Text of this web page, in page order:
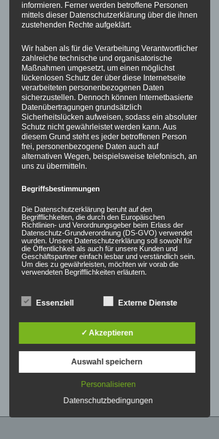
Ähnliche Produkte
CONCAVER CVR1
19×8,5 ET40 5×112
Carbon Graphite
450,00€ *
Bewertet
mit
CONCAVER CVR1
19×8,5 ET35 5×120
Brushed Bronze
5
19×8,5 ET45 5×112
Double Tinted Black
450,00€ *
19×8,5 ET35 5×120
Carbon Graphite
450,00€ *
Bewertet
von
5
informieren. Ferner werden betroffene Personen
mittels dieser Datenschutzerklärung über die ihnen
zustehenden Rechte aufgeklärt.
Wir haben als für die Verarbeitung Verantwortlicher
zahlreiche technische und organisatorische
Maßnahmen umgesetzt, um einen möglichst
lückenlosen Schutz der über diese Internetseite
verarbeiteten personenbezogenen Daten
sicherzustellen. Dennoch können Internetbasierte
Datenübertragungen grundsätzlich
Sicherheitslücken aufweisen, sodass ein absoluter
Schutz nicht gewährleistet werden kann. Aus
diesem Grund steht es jeder betroffenen Person
frei, personenbezogene Daten auch auf
alternativen Wegen, beispielsweise telefonisch, an
uns zu übermitteln.
Begriffsbestimmungen
Die Datenschutzerklärung beruht auf den
Begrifflichkeiten, die durch den Europäischen
Richtlinien- und Verordnungsgeber beim Erlass der
Datenschutz-Grundverordnung (DS-GVO) verwendet
wurden. Unsere Datenschutzerklärung soll sowohl für
die Öffentlichkeit als auch für unsere Kunden und
Geschäftspartner einfach lesbar und verständlich sein.
Um dies zu gewährleisten, möchten wir vorab die
verwendeten Begrifflichkeiten erläutern.
Wir verwenden in dieser Datenschutzerklärung
unter anderem die folgenden Begriffe:
Personenbezogene Daten sind alle
identifizierbare natürliche Person (im Folgenden
wird eine natürliche Person angesehen, die
Essenziell Externe Dienste
✓ Akzeptieren
Auswahl speichern
Personalisieren
Datenschutzbedingungen